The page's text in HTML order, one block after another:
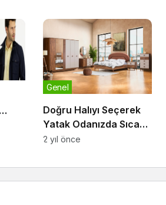
Doğru Halıyı Seçerek
Yatak Odanızda Sıcak
Bir Atmosfer Yaratın
Genel
2 yıl önce